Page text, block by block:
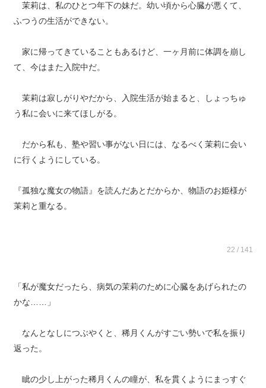
茉莉は、私のひとつ年下の妹だ。幼い頃から心臓が悪くて、
ふつうの生活ができない。
家に帰ってきていることもあるけど、一ヶ月前に体調を崩し
て、今はまた入院中だ。
茉莉は寂しがりやだから、入院生活が始まると、しょっちゅ
う私に会いに来てほしがる。
だから私も、塾や習い事がない日には、なるべく茉莉に会い
に行くようにしている。
『孤独な魔女の物語』を読んだあとだからか、物語のお姫様が
茉莉と重なる。
22 / 141
「私が魔女だったら、病気の茉莉のために心臓をあげられたの
かな……」
なんとなしにつぶやくと、稀月くんがすごい勢いで私を振り
返った。
眦の少し上がった稀月くんの瞳が、私を貫くようにまっすぐ